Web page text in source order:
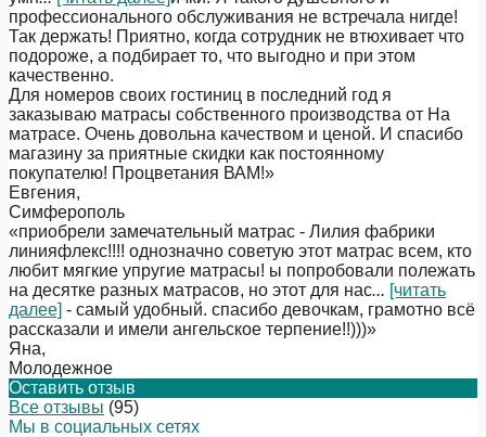
профессионального обслуживания не встречала нигде!
Так держать! Приятно, когда сотрудник не втюхивает что
подороже, а подбирает то, что выгодно и при этом
качественно.
Для номеров своих гостиниц в последний год я
заказываю матрасы собственного производства от На
матрасе. Очень довольна качеством и ценой. И спасибо
магазину за приятные скидки как постоянному
покупателю! Процветания ВАМ!»
Евгения,
Симферополь
«приобрели замечательный матрас - Лилия фабрики
линияфлекс!!!! однозначно советую этот матрас всем, кто
любит мягкие упругие матрасы! ы попробовали полежать
на десятке разных матрасов, но этот для нас... [читать
далее] - самый удобный. спасибо девочкам, грамотно всё
рассказали и имели ангельское терпение!!)))»
Яна,
Молодежное
Оставить отзыв
Все отзывы (95)
Мы в социальных сетях